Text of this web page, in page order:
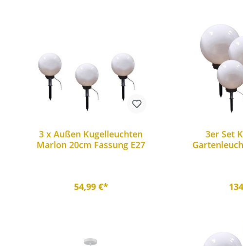
3 x Außen Kugelleuchten
Marlon 20cm Fassung E27
54,99 €*
3er Set